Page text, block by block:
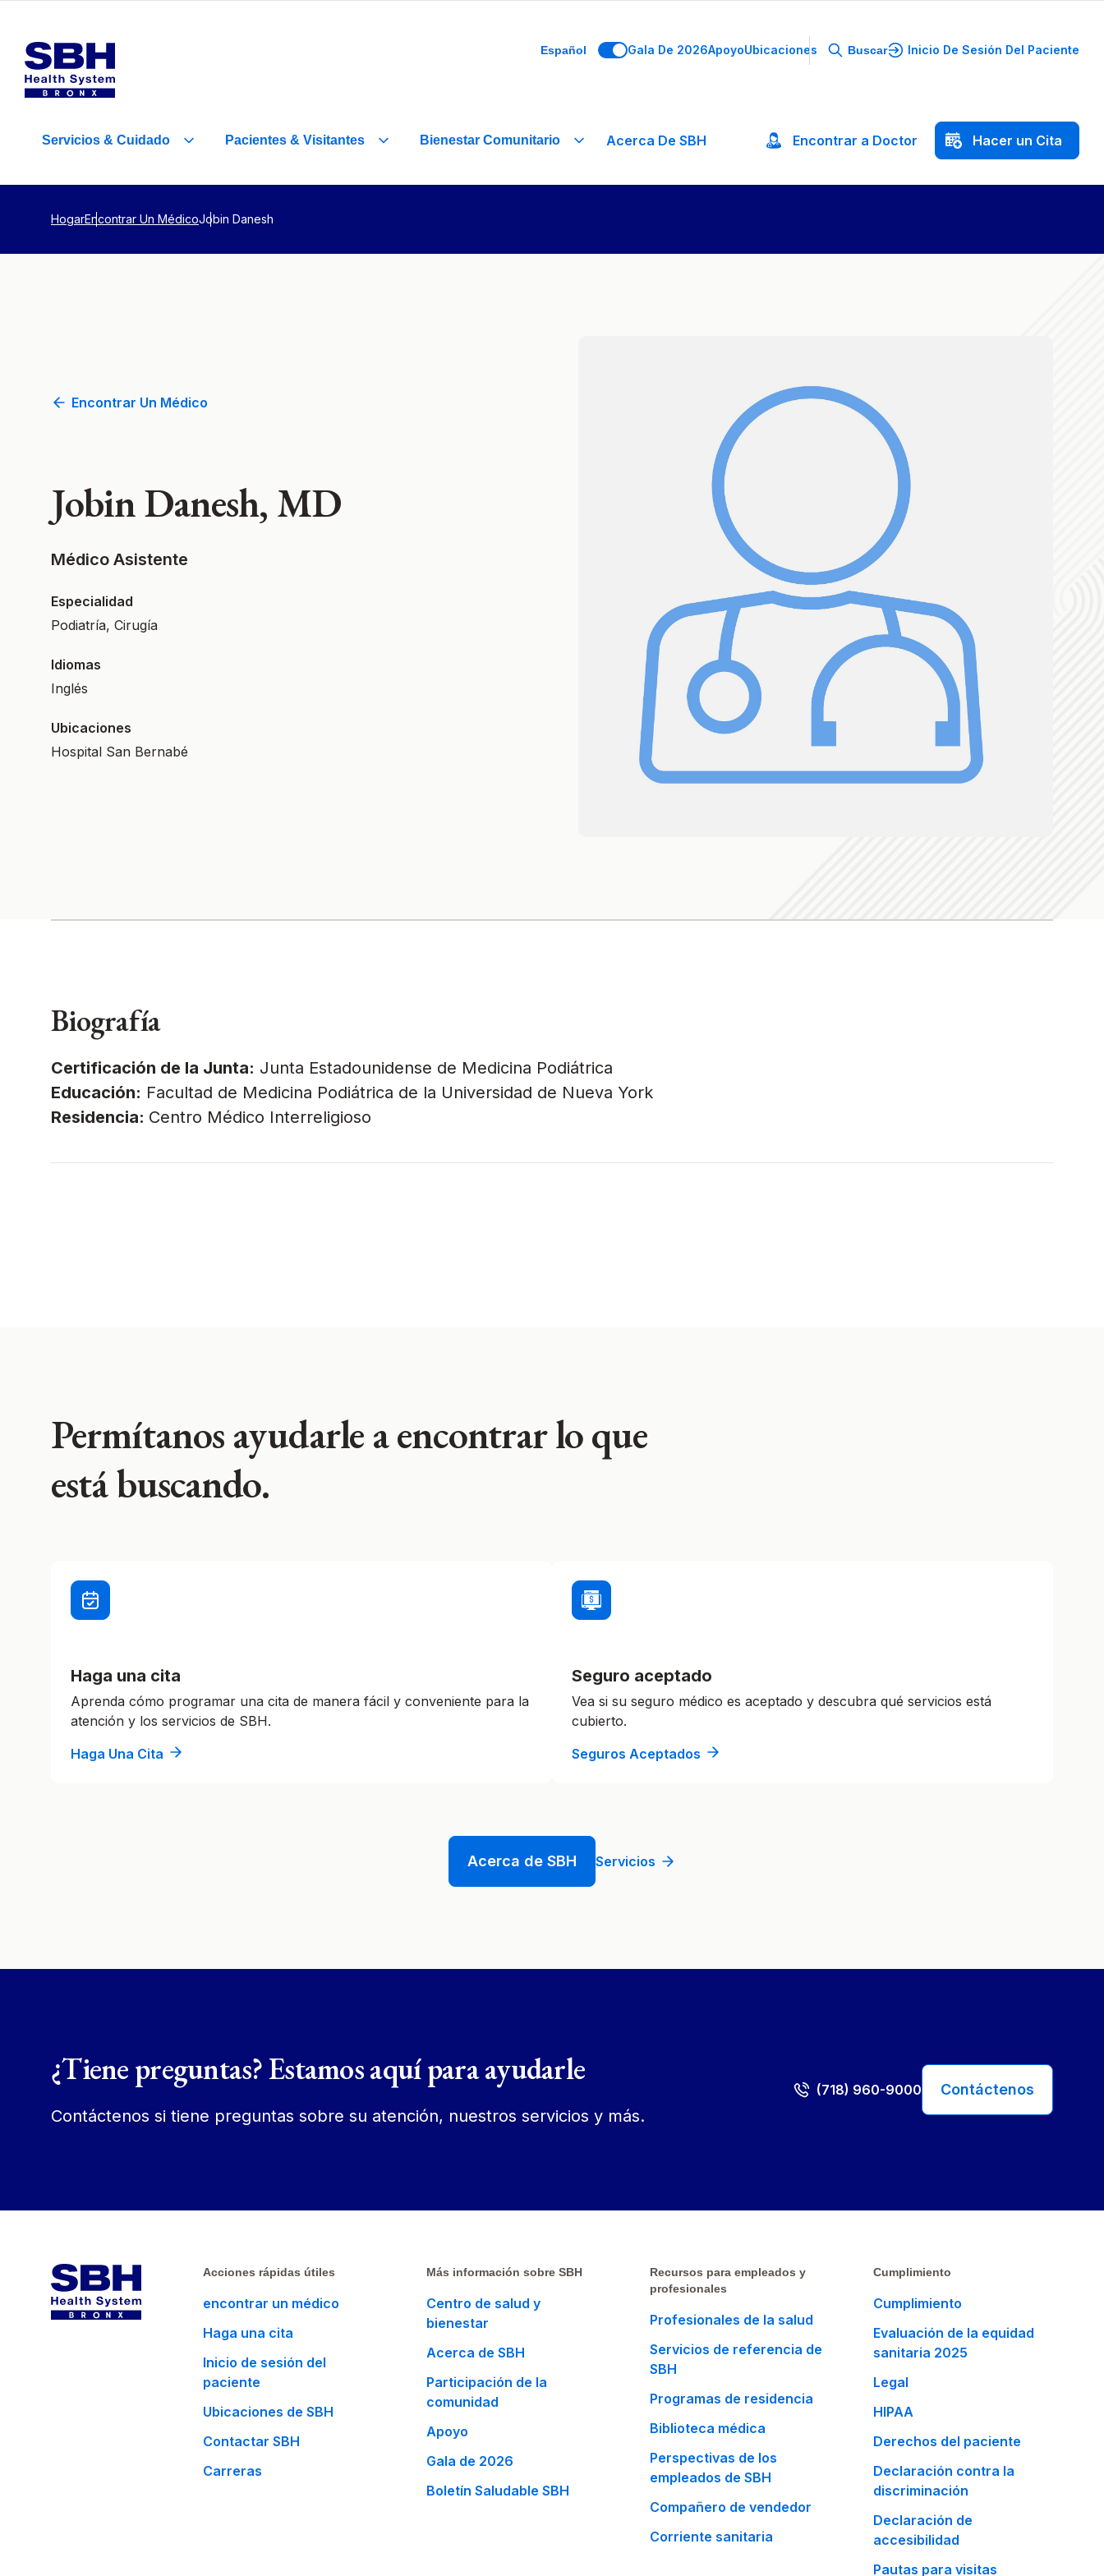
Español Gala De 2026ApoyoUbicaciones Buscar Inicio De Sesión Del Paciente
Servicios & Cuidado Pacientes & Visitantes Bienestar Comunitario Acerca De SBH Encontrar a Doctor Hacer un Cita
HogarEncontrar Un MédicoJobin Danesh
Encontrar Un Médico
Jobin Danesh, MD
Médico Asistente
Especialidad
Podiatría, Cirugía
Idiomas
Inglés
Ubicaciones
Hospital San Bernabé
Biografía
Certificación de la Junta: Junta Estadounidense de Medicina Podiátrica
Educación: Facultad de Medicina Podiátrica de la Universidad de Nueva York
Residencia: Centro Médico Interreligioso
Permítanos ayudarle a encontrar lo que
está buscando.
Haga una cita
Aprenda cómo programar una cita de manera fácil y conveniente para la
atención y los servicios de SBH.
Haga Una Cita
Seguro aceptado
Vea si su seguro médico es aceptado y descubra qué servicios está
cubierto.
Seguros Aceptados
Acerca de SBH Servicios
¿Tiene preguntas? Estamos aquí para ayudarle
Contáctenos si tiene preguntas sobre su atención, nuestros servicios y más.
(718) 960-9000 Contáctenos
Acciones rápidas útiles
encontrar un médico
Haga una cita
Inicio de sesión del
paciente
Ubicaciones de SBH
Contactar SBH
Carreras
Más información sobre SBH
Centro de salud y
bienestar
Acerca de SBH
Participación de la
comunidad
Apoyo
Gala de 2026
Boletín Saludable SBH
Recursos para empleados y
profesionales
Profesionales de la salud
Servicios de referencia de
SBH
Programas de residencia
Biblioteca médica
Perspectivas de los
empleados de SBH
Compañero de vendedor
Corriente sanitaria
Cumplimiento
Cumplimiento
Evaluación de la equidad
sanitaria 2025
Legal
HIPAA
Derechos del paciente
Declaración contra la
discriminación
Declaración de
accesibilidad
Pautas para visitas